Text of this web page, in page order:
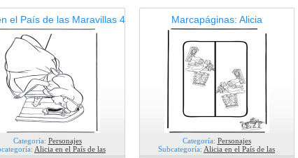
el País de las Maravillas 4
Categoría: Personajes
Alicia en el País de las
Marcapáginas: Alicia
Categoría: Personajes
Subcategoría: Alicia en el País de las